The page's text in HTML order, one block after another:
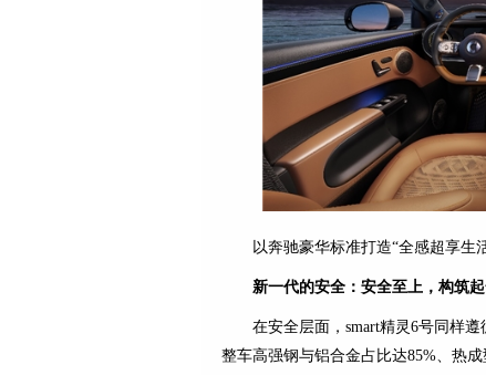
以奔驰豪华标准打造“全感超享生
新一代的安全：安全至上，构筑
在安全层面，smart精灵6号同样
整车高强钢与铝合金占比达85%、热